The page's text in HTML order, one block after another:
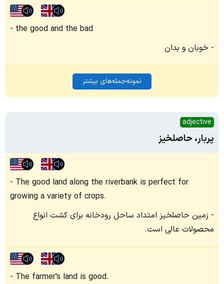
the good and the bad
خوبان و بدان
نمونه‌جمله‌های بیشتر
adjective
پربار، حاصلخیز
The good land along the riverbank is perfect for
growing a variety of crops.
زمین حاصلخیز امتداد ساحل رودخانه برای کشت انواع
محصولات عالی است.
The farmer's land is good.